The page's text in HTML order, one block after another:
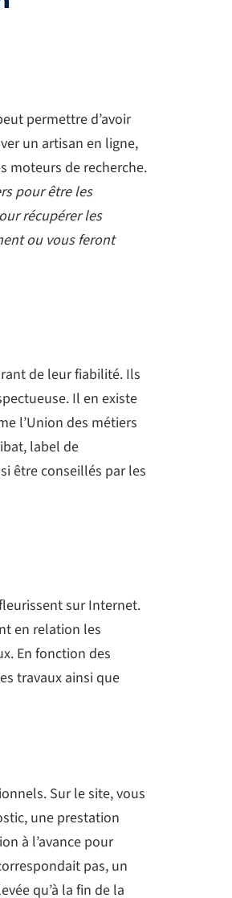
permettre d’avoir
un artisan en ligne,
moteurs de recherche.
pour être les
récupérer les
ou vous feront
de leur fiabilité. Ils
Il en existe
l’Union des métiers
label de
être conseillés par les
sur Internet.
en relation les
En fonction des
travaux ainsi que
Sur le site, vous
une prestation
à l’avance pour
pas, un
qu’à la fin de la